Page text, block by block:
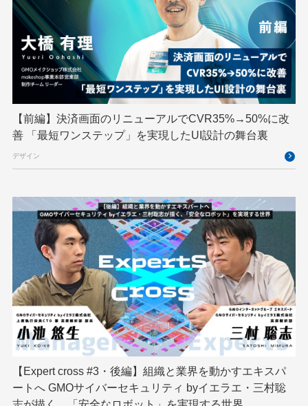
ソフトウェアサプライチェーン チームビルディング
デザイン ネットのセキュリティもGMO
ハーネスエンジニアリング バックエンド
ヒューマノイド ヒューマノイドロボット
プログラミング教育
ブロックチェーン フロントエンド ペアリング暗号
京大ミートアップ 京都大学 人型ロボット
人工知能 人工知能学会 国際ロボット展
国際標準化 基礎 多拠点開発 大阪公立大学
宮崎オフィス 強化学習 応用
技育プロジェクト 技術広報 技術書典
拡張知能 新卒 新卒研修
映像クリエイター 暗号 業務効率化
機械学習 決済 生成AI 産学連携
研究開発 耐量子暗号 脆弱性診断
【前編】決済画面のリニューアルでCVR35%→50%に改
善 「最短ワンステップ」を実現したUI設計の舞台裏
デザイン
【Expert cross #3・後編】組織と業界を動かすエキスパ
ートへ GMOサイバーセキュリティ byイエラエ・三村聡